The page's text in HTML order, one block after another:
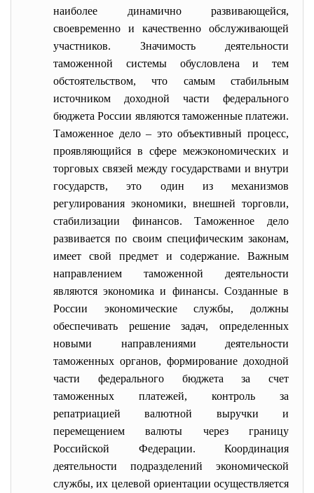
наиболее динамично развивающейся,
своевременно и качественно обслуживающей
участников. Значимость деятельности
таможенной системы обусловлена и тем
обстоятельством, что самым стабильным
источником доходной части федерального
бюджета России являются таможенные платежи.
Таможенное дело – это объективный процесс,
проявляющийся в сфере межэкономических и
торговых связей между государствами и внутри
государств, это один из механизмов
регулирования экономики, внешней торговли,
стабилизации финансов. Таможенное дело
развивается по своим специфическим законам,
имеет свой предмет и содержание. Важным
направлением таможенной деятельности
являются экономика и финансы. Созданные в
России экономические службы, должны
обеспечивать решение задач, определенных
новыми направлениями деятельности
таможенных органов, формирование доходной
части федерального бюджета за счет
таможенных платежей, контроль за
репатриацией валютной выручки и
перемещением валюты через границу
Российской Федерации. Координация
деятельности подразделений экономической
службы, их целевой ориентации осуществляется